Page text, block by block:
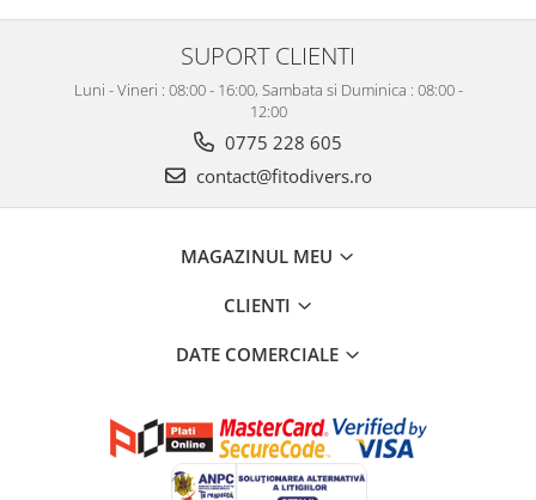
SUPORT CLIENTI
Luni - Vineri : 08:00 - 16:00, Sambata si Duminica : 08:00 -
12:00
0775 228 605
contact@fitodivers.ro
MAGAZINUL MEU
CLIENTI
DATE COMERCIALE